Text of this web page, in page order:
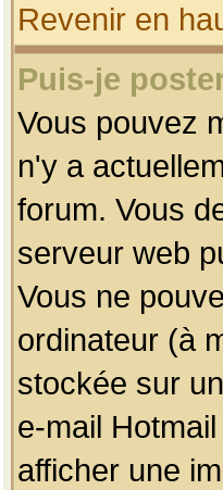
Revenir en
Puis-je
Vous pouvez
n'y a
forum. Vous
serveur web
Vous ne
ordinateur (à
stockée sur
e-mail
afficher une